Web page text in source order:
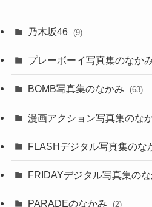
乃木坂46 (9)
プレーボーイ写真集のなか
BOMB写真集のなかみ (63)
漫画アクション写真集のな
FLASHデジタル写真集のな
FRIDAYデジタル写真集の
PARADEのなかみ (2)